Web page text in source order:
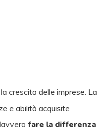
crescita delle imprese. La
e abilità acquisite
fare la differenza